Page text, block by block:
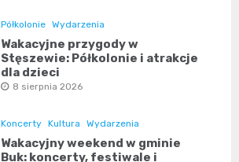
Półkolonie Wydarzenia
Wakacyjne przygody w
Stęszewie: Półkolonie i atrakcje
dla dzieci
8 sierpnia 2026
Koncerty Kultura Wydarzenia
Wakacyjny weekend w gminie
Buk: koncerty, festiwale i